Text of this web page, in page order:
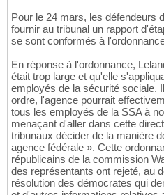
Pour le 24 mars, les défendeurs
fournir au tribunal un rapport
se sont conformés à
En réponse à l'ordonnance,
était trop large et qu'elle
employés de la sécurité sociale.
ordre, l'agence pourrait
tous les employés de la SSA à
menaçant d'aller dans cette
tribunaux décider de la manière
agence fédérale ». Cette
républicains de la commission
des représentants ont rejeté, au
résolution des démocrates qui